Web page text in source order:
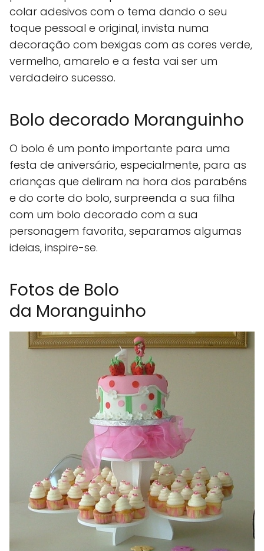
colar adesivos com o tema dando o seu
toque pessoal e original, invista numa
decoração com bexigas com as cores verde,
vermelho, amarelo e a festa vai ser um
verdadeiro sucesso.
Bolo decorado Moranguinho
O bolo é um ponto importante para uma
festa de aniversário, especialmente, para as
crianças que deliram na hora dos parabéns
e do corte do bolo, surpreenda a sua filha
com um bolo decorado com a sua
personagem favorita, separamos algumas
ideias, inspire-se.
Fotos de Bolo
da Moranguinho